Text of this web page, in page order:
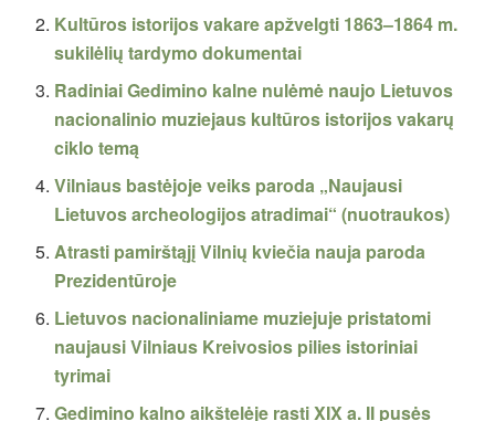
Kultūros istorijos vakare apžvelgti 1863–1864 m.
sukilėlių tardymo dokumentai
Radiniai Gedimino kalne nulėmė naujo Lietuvos
nacionalinio muziejaus kultūros istorijos vakarų
ciklo temą
Vilniaus bastėjoje veiks paroda „Naujausi
Lietuvos archeologijos atradimai“ (nuotraukos)
Atrasti pamirštąjį Vilnių kviečia nauja paroda
Prezidentūroje
Lietuvos nacionaliniame muziejuje pristatomi
naujausi Vilniaus Kreivosios pilies istoriniai
tyrimai
Gedimino kalno aikštelėje rasti XIX a. II pusės